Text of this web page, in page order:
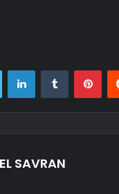
Twitter LinkedInTumblr
SAVRAN